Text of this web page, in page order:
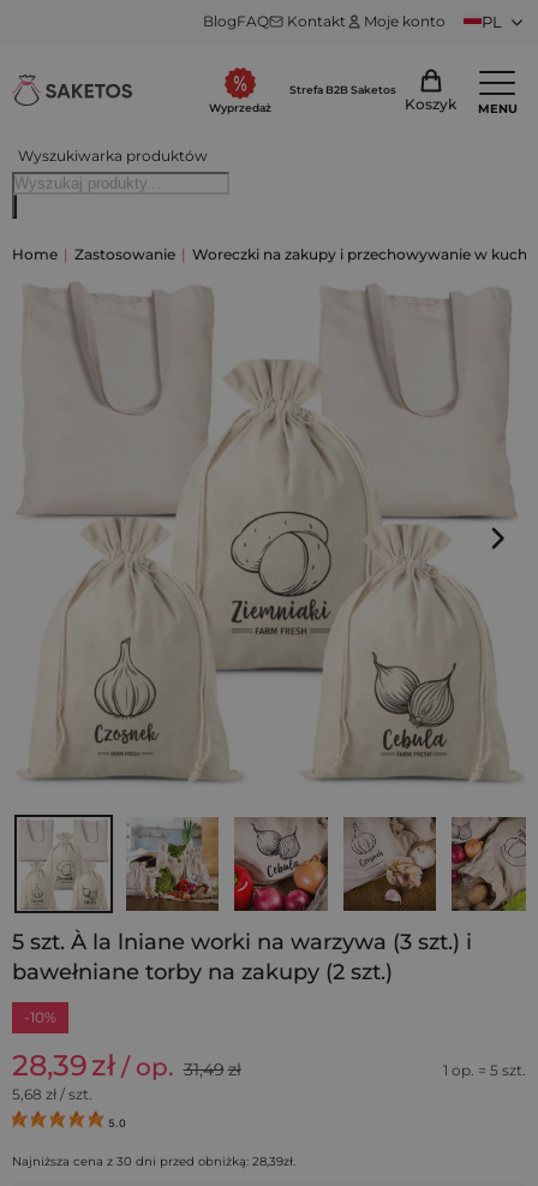
BlogFAQ Kontakt Moje konto PL
Wyszukiwarka produktów
Wyprzedaż
Strefa B2B Saketos
Koszyk MENU
Home | Zastosowanie | Woreczki na zakupy i przechowywanie w
5 szt. À la lniane worki na warzywa (3 szt.) i
bawełniane torby na zakupy (2 szt.)
-10%
28,39zł / op. 31,49zł
1 op. = 5 szt.
5,68 zł / szt.
5.0
Najniższa cena z 30 dni przed obniżką: 28,39zł.